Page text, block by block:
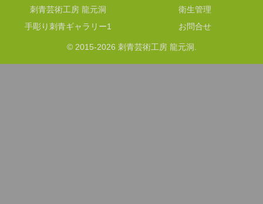
刺青芸術工房 龍元洞
衛生管理
手彫り刺青ギャラリー1
お問合せ
© 2015-2026 刺青芸術工房 龍元洞.